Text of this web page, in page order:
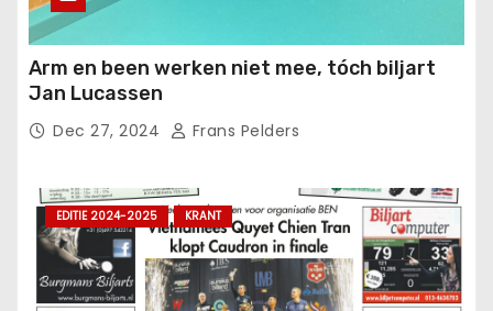
Arm en been werken niet mee, tóch biljart
Jan Lucassen
Dec 27, 2024 Frans Pelders
EDITIE 2024-2025 KRANT